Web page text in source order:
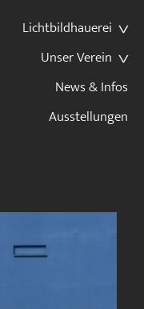
Lichtbildhauerei
Unser Verein
News & Infos
Ausstellungen